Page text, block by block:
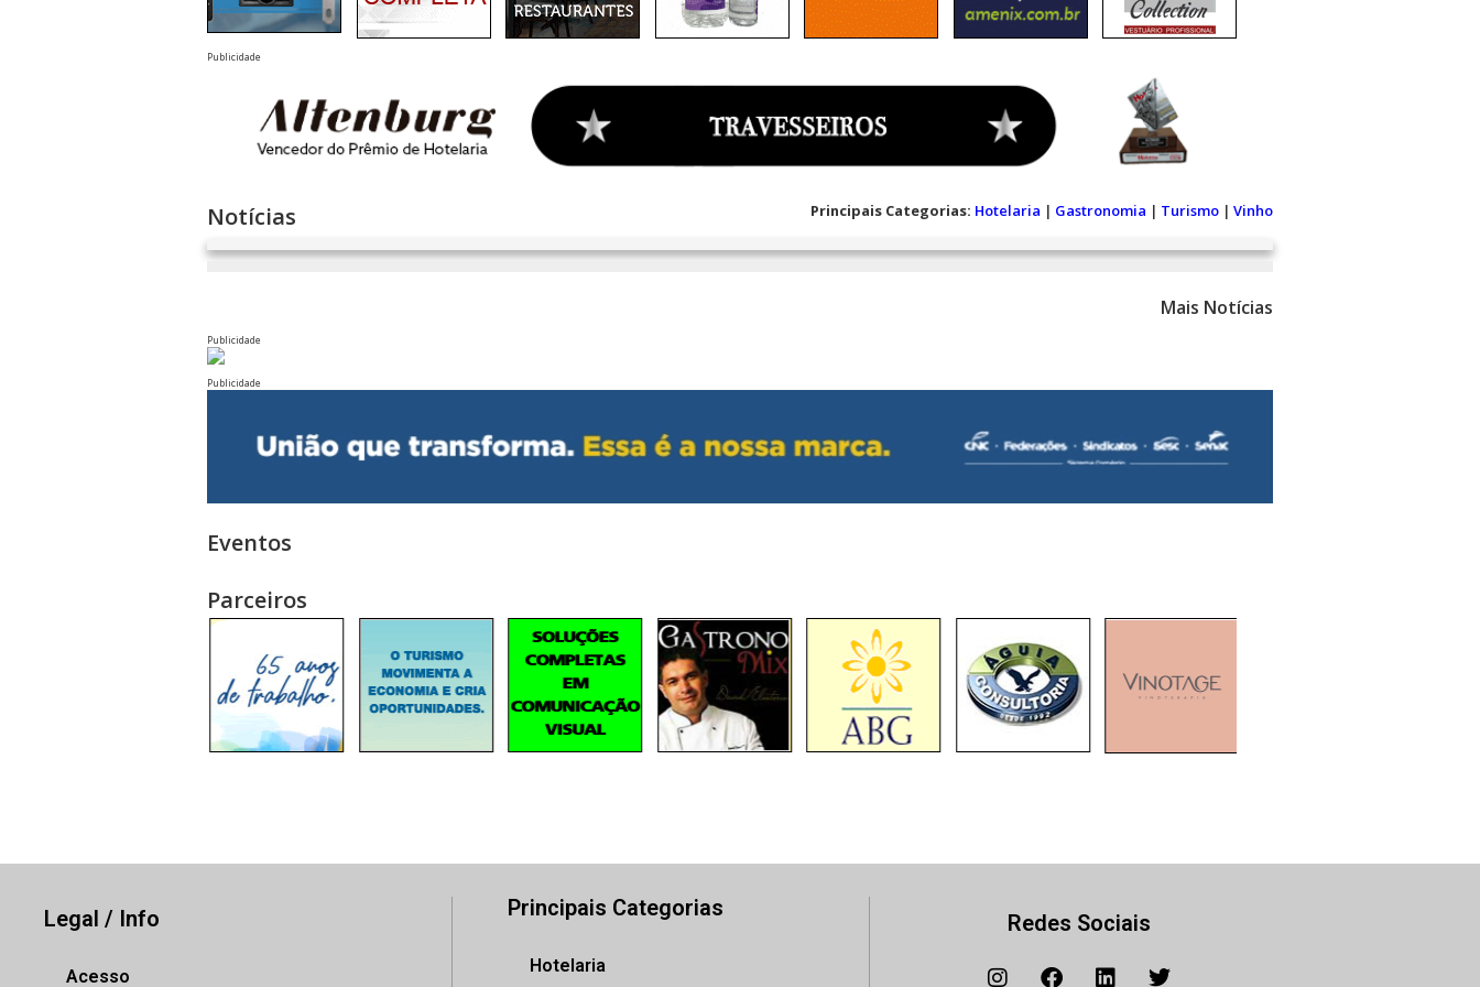
Publicidade
Notícias Principais Categorias: Hotelaria | Gastronomia | Turismo | Vinho
Mais Notícias
Publicidade
Publicidade
Eventos
Parceiros
Legal / Info
Acesso
Principais Categorias
Hotelaria
Redes Sociais